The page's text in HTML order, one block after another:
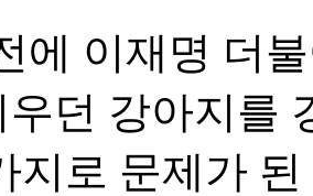
에 이재명 더
던 강아지를
지로 문제가